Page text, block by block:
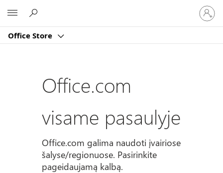
Office Store
prie
Office.com
visame pasaulyje
Office.com galima naudoti įvairiose
šalyse/regionuose. Pasirinkite
pageidaujamą kalbą.